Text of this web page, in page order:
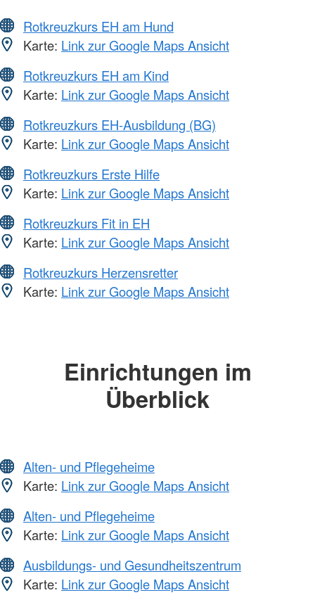
Rotkreuzkurs EH am Hund
Karte: Link zur Google Maps Ansicht
Rotkreuzkurs EH am Kind
Karte: Link zur Google Maps Ansicht
Rotkreuzkurs EH-Ausbildung (BG)
Karte: Link zur Google Maps Ansicht
Rotkreuzkurs Erste Hilfe
Karte: Link zur Google Maps Ansicht
Rotkreuzkurs Fit in EH
Karte: Link zur Google Maps Ansicht
Rotkreuzkurs Herzensretter
Karte: Link zur Google Maps Ansicht
Einrichtungen im
Überblick
Alten- und Pflegeheime
Karte: Link zur Google Maps Ansicht
Alten- und Pflegeheime
Karte: Link zur Google Maps Ansicht
Ausbildungs- und Gesundheitszentrum
Karte: Link zur Google Maps Ansicht